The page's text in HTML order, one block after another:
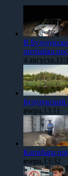
В
питбайка
4
вчера,13:11
Капибара
вчера,13:32